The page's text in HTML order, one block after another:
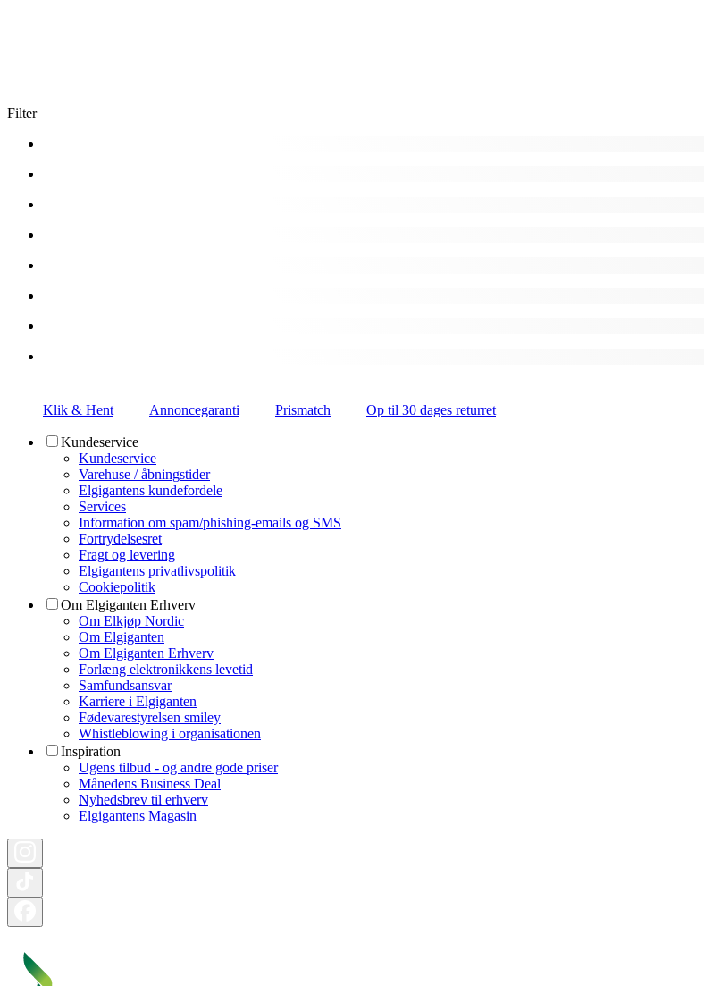
Filter
Klik & Hent Annoncegaranti Prismatch Op til 30 dages returret
Kundeservice
Kundeservice
Varehuse / åbningstider
Elgigantens kundefordele
Services
Information om spam/phishing-emails og SMS
Fortrydelsesret
Fragt og levering
Elgigantens privatlivspolitik
Cookiepolitik
Om Elgiganten Erhverv
Om Elkjøp Nordic
Om Elgiganten
Om Elgiganten Erhverv
Forlæng elektronikkens levetid
Samfundsansvar
Karriere i Elgiganten
Fødevarestyrelsen smiley
Whistleblowing i organisationen
Inspiration
Ugens tilbud - og andre gode priser
Månedens Business Deal
Nyhedsbrev til erhverv
Elgigantens Magasin